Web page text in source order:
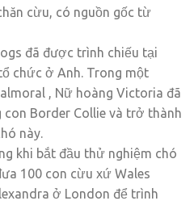
cừu, có nguồn gốc từ
đã được trình chiếu tại
chức ở Anh. Trong một
, Nữ hoàng Victoria đã
Border Collie và trở thành
này.
khi bắt đầu thử nghiệm chó
100 con cừu xứ Wales
ở London để trình